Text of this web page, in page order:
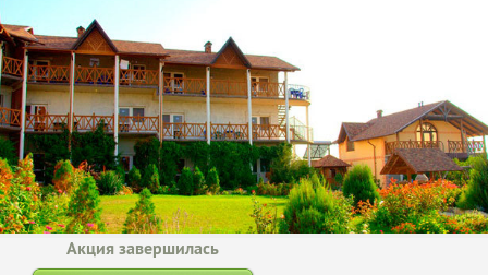
Акция завершилась